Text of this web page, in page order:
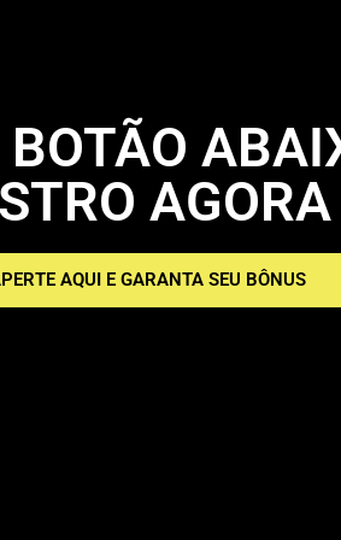
AQUI E GARANTA SEU BÔNUS